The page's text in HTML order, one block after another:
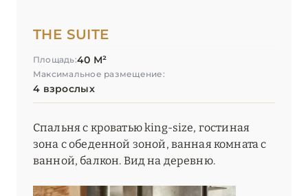
Les Chalets du L’Alpaga Megève
Les Chalets du Mont d'Arbois
Les Fermes de Marie
Lyon Marriott Hotel Cité Internationale
THE SUITE
Площадь:40 М²
Максимальное размещение:
4 взрослых
Спальня с кроватью king-size, гостиная
зона с обеденной зоной, ванная комната с
ванной, балкон. Вид на деревню.